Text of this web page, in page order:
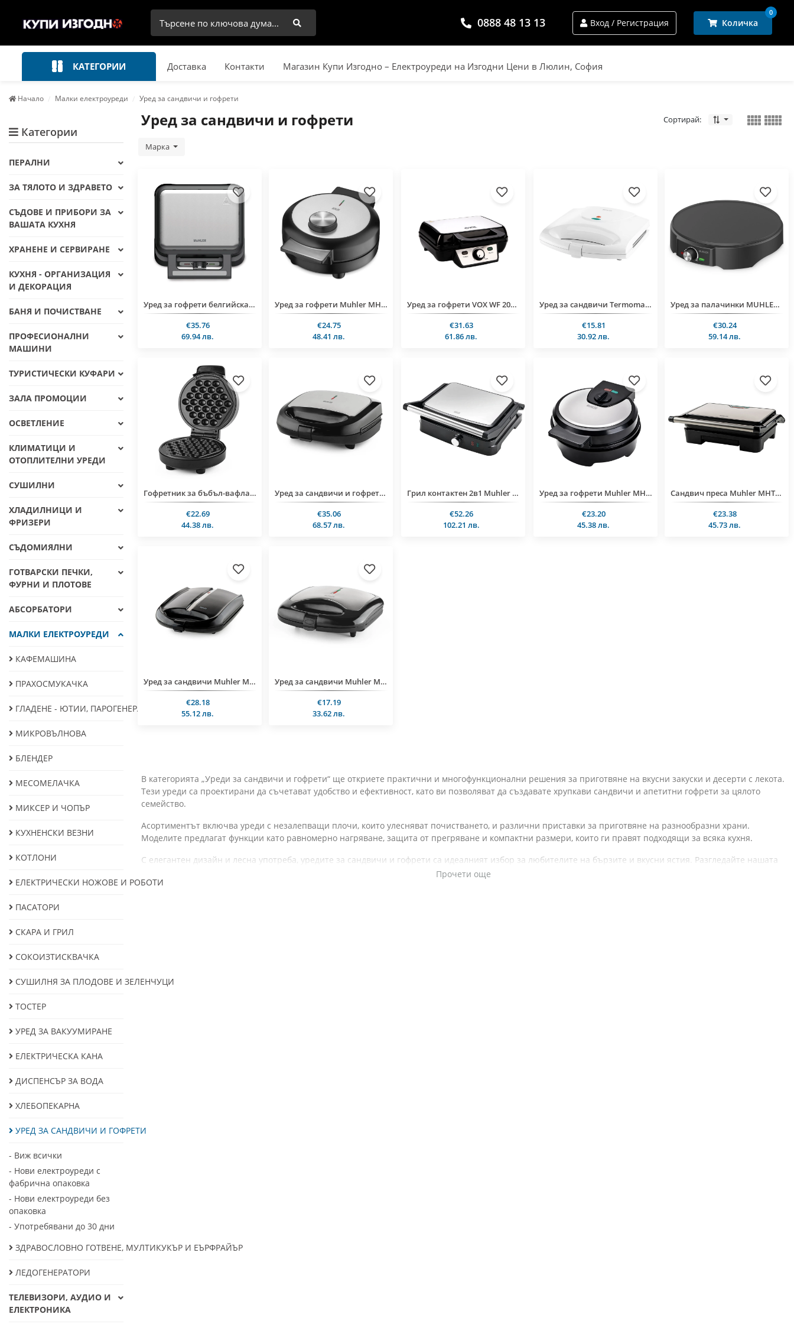
Търси 0888 48 13 13 Вход / Регистрация Количка
0
КАТЕГОРИИ Доставка Контакти Магазин Купи Изгодно – Електроуреди на Изгодни Цени в Люлин, София
Начало Малки електроуреди Уред за сандвичи и гофрети
Категории
ПЕРАЛНИ
ЗА ТЯЛОТО И ЗДРАВЕТО
СЪДОВЕ И ПРИБОРИ ЗА
ВАШАТА КУХНЯ
ХРАНЕНЕ И СЕРВИРАНЕ
КУХНЯ - ОРГАНИЗАЦИЯ
И ДЕКОРАЦИЯ
БАНЯ И ПОЧИСТВАНЕ
ПРОФЕСИОНАЛНИ
МАШИНИ
ТУРИСТИЧЕСКИ КУФАРИ
ЗАЛА ПРОМОЦИИ
ОСВЕТЛЕНИЕ
КЛИМАТИЦИ И
ОТОПЛИТЕЛНИ УРЕДИ
СУШИЛНИ
ХЛАДИЛНИЦИ И
ФРИЗЕРИ
СЪДОМИЯЛНИ
ГОТВАРСКИ ПЕЧКИ,
ФУРНИ И ПЛОТОВЕ
АБСОРБАТОРИ
МАЛКИ ЕЛЕКТРОУРЕДИ
КАФЕМАШИНА
ПРАХОСМУКАЧКА
ГЛАДЕНЕ - ЮТИИ, ПАРОГЕНЕРАТОРИ И ДРУГИ
МИКРОВЪЛНОВА
БЛЕНДЕР
МЕСОМЕЛАЧКА
МИКСЕР И ЧОПЪР
КУХНЕНСКИ ВЕЗНИ
КОТЛОНИ
ЕЛЕКТРИЧЕСКИ НОЖОВЕ И РОБОТИ
ПАСАТОРИ
СКАРА И ГРИЛ
СОКОИЗТИСКВАЧКА
СУШИЛНЯ ЗА ПЛОДОВЕ И ЗЕЛЕНЧУЦИ
ТОСТЕР
УРЕД ЗА ВАКУУМИРАНЕ
ЕЛЕКТРИЧЕСКА КАНА
ДИСПЕНСЪР ЗА ВОДА
ХЛЕБОПЕКАРНА
УРЕД ЗА САНДВИЧИ И ГОФРЕТИ
- Виж всички
- Нови електроуреди с
фабрична опаковка
- Нови електроуреди без
опаковка
- Употребявани до 30 дни
ЗДРАВОСЛОВНО ГОТВЕНЕ, МУЛТИКУКЪР И ЕЪРФРАЙЪР
ЛЕДОГЕНЕРАТОРИ
ТЕЛЕВИЗОРИ, АУДИО И
ЕЛЕКТРОНИКА
Уред за сандвичи и гофрети Сортирай:
Марка
Уред за гофрети белгийска вафла Muhler MHT-1666WXL, 1600W
€35.76
69.94 лв.
Уред за гофрети Muhler MHT-1010W, плочи-детелина
€24.75
48.41 лв.
Уред за гофрети VOX WF 2081 M, 1000W, незалепващо покритие
€31.63
61.86 лв.
Уред за сандвичи Termomax TX702, 750W, грил плоча
€15.81
30.92 лв.
Уред за палачинки MUHLER MHT-383, 1200W
€30.24
59.14 лв.
Гофретник за бъбъл-вафла MUHLER MHT-838, 1000W
€22.69
44.38 лв.
Уред за сандвичи и гофрети 2в1 Muhler MH-899D, плочи-грил и белгийска гофрета
€35.06
68.57 лв.
Грил контактен 2в1 Muhler MHT-2824
€52.26
102.21 лв.
Уред за гофрети Muhler MHT-1018W
€23.20
45.38 лв.
Сандвич преса Muhler MHT-889S, грил плоча
€23.38
45.73 лв.
Уред за сандвичи Muhler MHT-1444G, грил плоча
€28.18
55.12 лв.
Уред за сандвичи Muhler MH-788S, грил плоча
€17.19
33.62 лв.
В категорията „Уреди за сандвичи и гофрети“ ще откриете практични и многофункционални решения за приготвяне на вкусни закуски и десерти с лекота.
Тези уреди са проектирани да съчетават удобство и ефективност, като ви позволяват да създавате хрупкави сандвичи и апетитни гофрети за цялото
семейство.
Асортиментът включва уреди с незалепващи плочи, които улесняват почистването, и различни приставки за приготвяне на разнообразни храни.
Моделите предлагат функции като равномерно нагряване, защита от прегряване и компактни размери, които ги правят подходящи за всяка кухня.
С елегантен дизайн и лесна употреба, уредите за сандвичи и гофрети са идеалният избор за любителите на бързите и вкусни ястия. Разгледайте нашата
селекция и изберете уред, който ще внесе удобство и вкус във вашето ежедневие!
Прочети още